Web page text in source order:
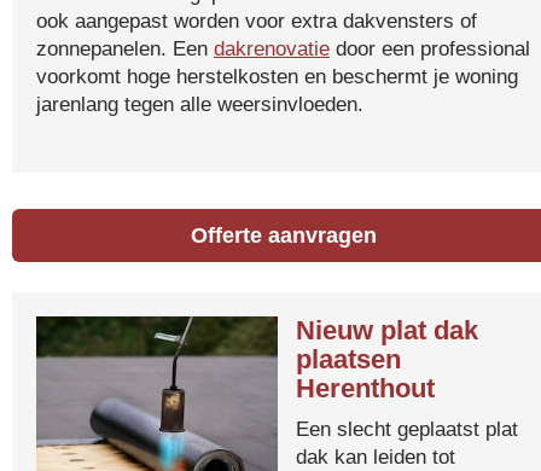
ook aangepast worden voor extra dakvensters of
zonnepanelen. Een dakrenovatie door een professional
voorkomt hoge herstelkosten en beschermt je woning
jarenlang tegen alle weersinvloeden.
Offerte aanvragen
Nieuw plat dak
plaatsen
Herenthout
Een slecht geplaatst plat
dak kan leiden tot